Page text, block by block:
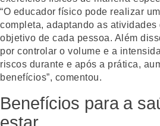
“O educador físico pode realizar
completa, adaptando as atividades
objetivo de cada pessoa. Além
por controlar o volume e a
riscos durante e após a prática,
benefícios”, comentou.
Benefícios para a